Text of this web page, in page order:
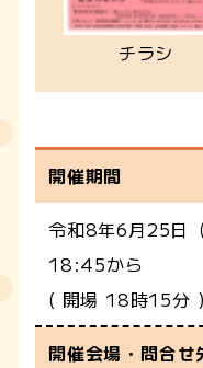
チラシ
開催期間
令和8年6月25日（
18:45から
( 開場 18時15分 )
開催会場・問合せ